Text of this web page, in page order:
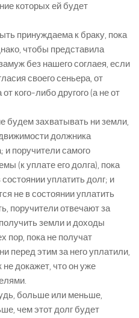
которых ей будет
принуждаема к браку, пока
чтобы представила
без нашего соглаея, если
своего сеньера, от
кого-либо другого (а не от
будем захватывать ни земли,
должника
и поручители самого
(к уплате его долга), пока
уплатить долг; и
не в состоянии уплатить
поручители отвечают за
земли и доходы
пор, пока не получат
перед этим за него уплатили,
докажет, что он уже
больше или меньше,
чем этот долг будет